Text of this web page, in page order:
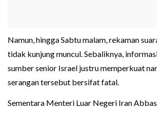
Namun, hingga Sabtu malam, rekaman
tidak kunjung muncul. Sebaliknya,
sumber senior Israel justru memperkuat
serangan tersebut bersifat fatal.
Sementara Menteri Luar Negeri Iran